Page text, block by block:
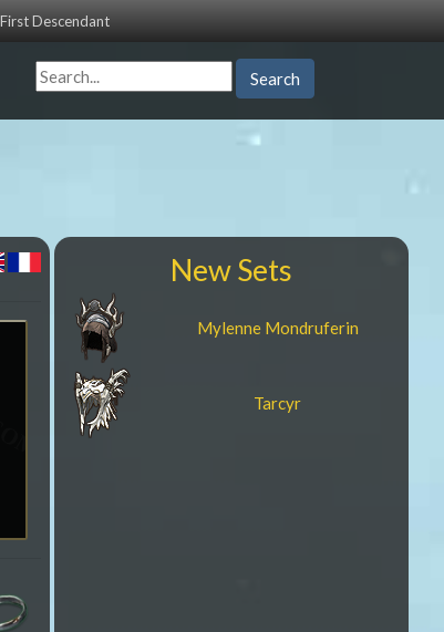
First Descendant
Search
New Sets
Mylenne Mondruferin
Tarcyr